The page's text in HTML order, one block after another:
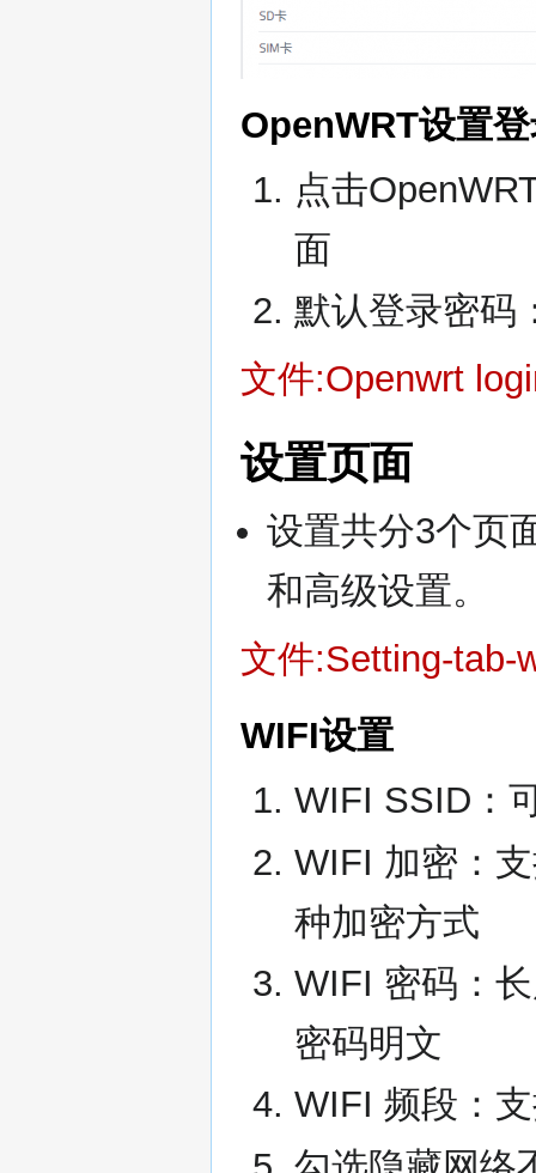
OpenWRT设置
点击
面
默认登录密码
文件:Openwrt
设置页面
设置共分3个页
和高级设置。
文件:Setting-tab-
WIFI设置
WIFI SSID：
WIFI 加密：
种加密方式
WIFI 密码：
密码明文
WIFI 频段：